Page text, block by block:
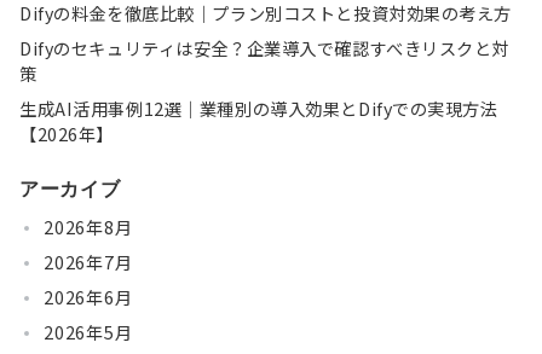
Difyの料金を徹底比較｜プラン別コストと投資対効果の考え方
Difyのセキュリティは安全？企業導入で確認すべきリスクと対
策
生成AI活用事例12選｜業種別の導入効果とDifyでの実現方法
【2026年】
アーカイブ
2026年8月
2026年7月
2026年6月
2026年5月